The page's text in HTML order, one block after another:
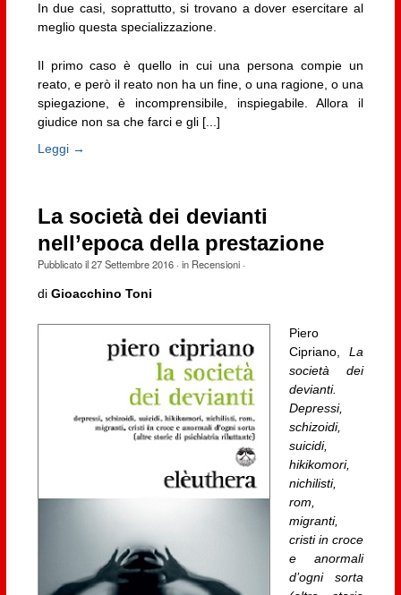
In due casi, soprattutto, si trovano a dover esercitare al
meglio questa specializzazione.
Il primo caso è quello in cui una persona compie un
reato, e però il reato non ha un fine, o una ragione, o una
spiegazione, è incomprensibile, inspiegabile. Allora il
giudice non sa che farci e gli [...]
Leggi →
La società dei devianti
nell’epoca della prestazione
Pubblicato il27 Settembre 2016· in Recensioni·
di Gioacchino Toni
Piero
Cipriano, La
società dei
devianti.
Depressi,
schizoidi,
suicidi,
hikikomori,
nichilisti,
rom,
migranti,
cristi in croce
e anormali
d’ogni sorta